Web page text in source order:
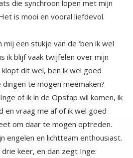
is mooi en vooral liefdevol.
een stukje van de ‘ben ik wel
ik blijf vaak twijfelen over mijn
klopt dit wel, ben ik wel goed
te mogen meemaken?
of ik in de Opstap wil komen, ik
en vraag me af of ik wel goed
om daar te mogen optreden.
engelen en lichtteam enthousiast.
drie keer, en dan zegt Inge:
talks? Daar denk ik over, nog
met support van mijn lichtteam
het aan, aarzelend, dat wel.
onzeker en durf het beter. Ik
met alles erop en eraan. Dank je